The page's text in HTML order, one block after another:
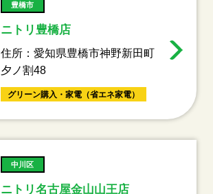
豊橋市
ニトリ豊橋店
住所：愛知県豊橋市神野新田町
夕ノ割48
グリーン購入・家電（省エネ家電）
中川区
ニトリ名古屋金山山王店